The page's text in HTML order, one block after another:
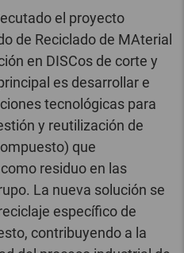
el proyecto
de Reciclado de MAterial
en DISCos de corte y
es desarrollar e
tecnológicas para
y reutilización de
que
residuo en las
La nueva solución se
específico de
contribuyendo a la